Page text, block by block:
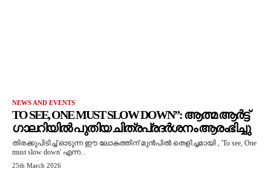
NEWS AND EVENTS
TO SEE, ONE MUST SLOW DOWN”: ആത്മ ആർട്ട്
ഗാലറിയിൽ പുതിയ ചിത്രപ്രദർശനം ആരംഭിച്ചു
തിരക്കുപിടിച്ച് ഓടുന്ന ഈ ലോകത്തിന് മുൻപിൽ തെളിച്ചമായി , 'To see, One
must slow down' എന്ന...
25th March 2026